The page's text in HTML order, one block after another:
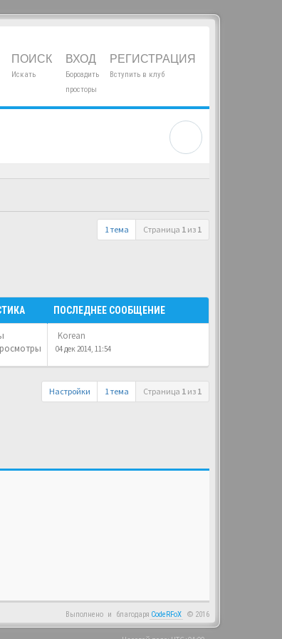
ПОИСК
Искать
ВХОД
Бороздить
просторы
РЕГИСТРАЦИЯ
Вступить в клуб
1 тема Страница 1 из 1
ПОСЛЕДНЕЕ СООБЩЕНИЕ
Korean
04 дек 2014, 11:54
Настройки 1 тема Страница 1 из 1
Выполнено и благодаря CodeRFoX © 2016